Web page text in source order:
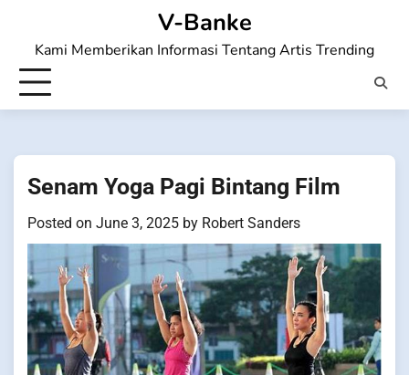
content
V-Banke
Kami Memberikan Informasi Tentang Artis Trending
Senam Yoga Pagi Bintang Film
Posted on June 3, 2025 by Robert Sanders